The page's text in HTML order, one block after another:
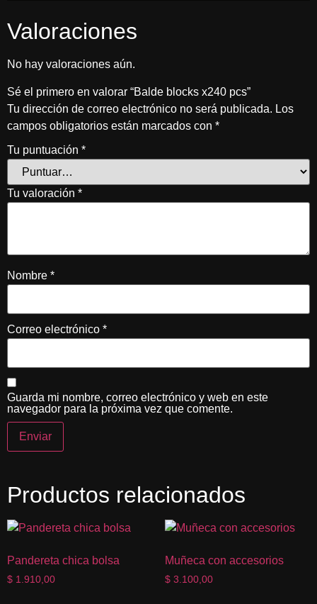
Valoraciones
No hay valoraciones aún.
Sé el primero en valorar “Balde blocks x240 pcs”
Tu dirección de correo electrónico no será publicada. Los
campos obligatorios están marcados con *
Tu puntuación *
Tu valoración *
Nombre *
Correo electrónico *
Guarda mi nombre, correo electrónico y web en este
navegador para la próxima vez que comente.
Productos relacionados
Pandereta chica bolsa
$ 1.910,00
Muñeca con accesorios
$3.100,00